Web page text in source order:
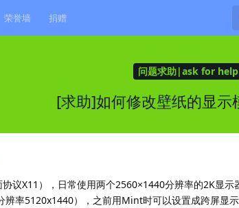
荣誉墙 捐赠
问题求助|ask for help
[求助]如何修改壁纸的显示
协议X11），日常使用两个2560×1440分辨率的2K显
辨率5120x1440），之前用Mint时可以设置成跨屏显